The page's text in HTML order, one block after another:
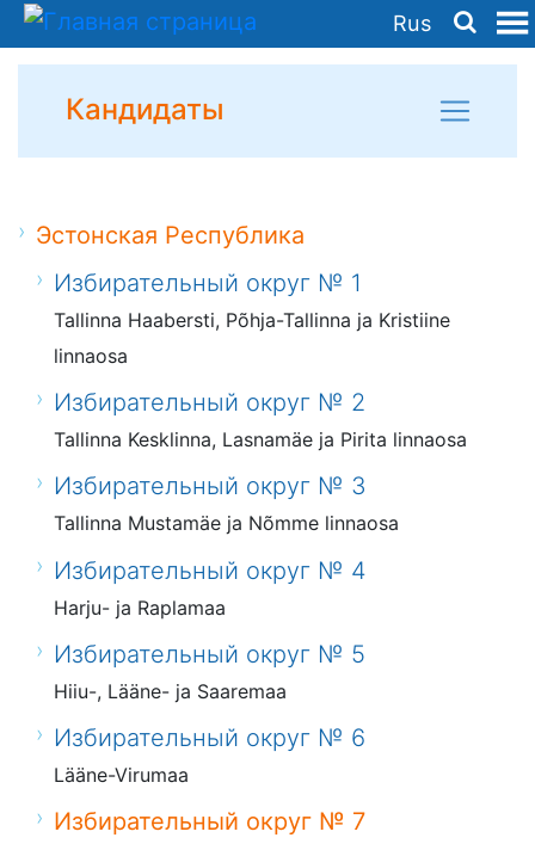
Rus
Кандидаты
Эстонская Республика
Избирательный округ № 1
Tallinna Haabersti, Põhja-Tallinna ja Kristiine
linnaosa
Избирательный округ № 2
Tallinna Kesklinna, Lasnamäe ja Pirita linnaosa
Избирательный округ № 3
Tallinna Mustamäe ja Nõmme linnaosa
Избирательный округ № 4
Harju- ja Raplamaa
Избирательный округ № 5
Hiiu-, Lääne- ja Saaremaa
Избирательный округ № 6
Lääne-Virumaa
Избирательный округ № 7